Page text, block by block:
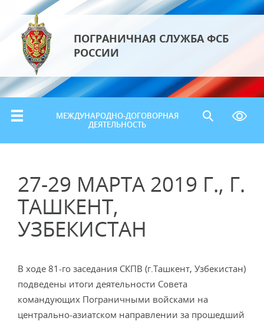
ПОГРАНИЧНАЯ СЛУЖБА ФСБ
РОССИИ
МЕЖДУНАРОДНО-ДОГОВОРНАЯ
ДЕЯТЕЛЬНОСТЬ
27-29 МАРТА 2019 Г., Г.
ТАШКЕНТ,
УЗБЕКИСТАН
В ходе 81-го заседания СКПВ (г.Ташкент, Узбекистан)
подведены итоги деятельности Совета
командующих Пограничными войсками на
центрально-азиатском направлении за прошедший